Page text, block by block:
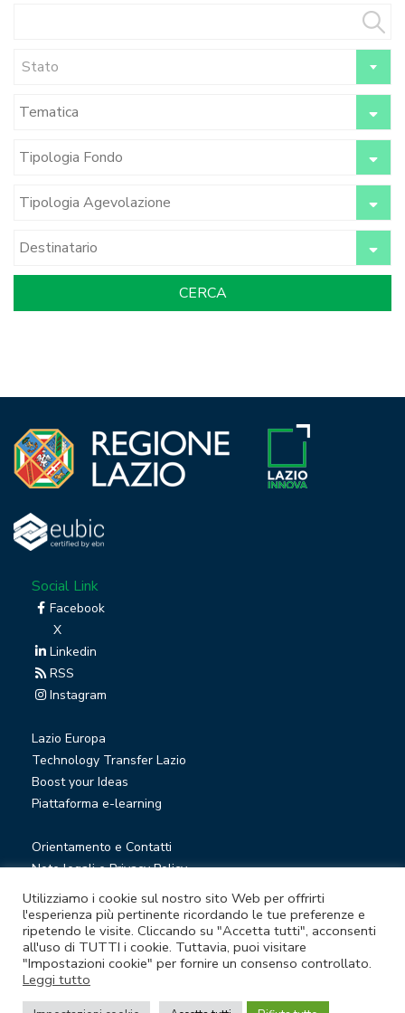
Stato
Social Link
Facebook
X
Linkedin
RSS
Instagram
Lazio Europa
Technology Transfer Lazio
Boost your Ideas
Piattaforma e-learning
Orientamento e Contatti
Note legali e Privacy Policy
Privacy Newsletter
Società trasparente
Whistleblowing
© Lazio Innova S.p.A. società soggetta a direzione e
coordinamento della Regione Lazio
Utilizziamo i cookie sul nostro sito Web per offrirti
l'esperienza più pertinente ricordando le tue preferenze e
ripetendo le visite. Cliccando su "Accetta tutti", acconsenti
all'uso di TUTTI i cookie. Tuttavia, puoi visitare
"Impostazioni cookie" per fornire un consenso controllato.
Leggi tutto